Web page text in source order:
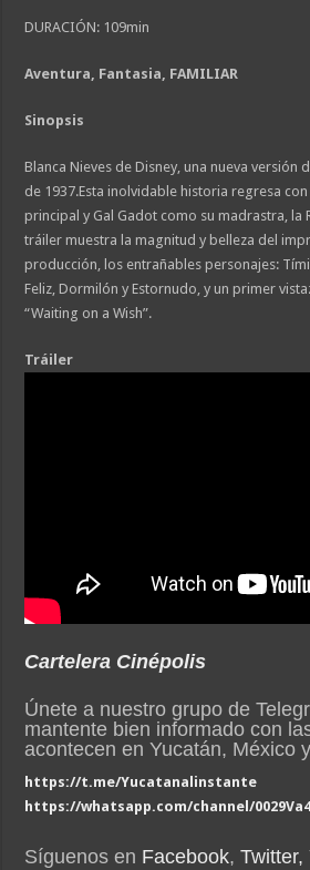
DURACIÓN: 109min
Aventura, Fantasia, FAMILIAR
Sinopsis
Blanca Nieves de Disney, una nueva versión
de 1937.Esta inolvidable historia regresa con
principal y Gal Gadot como su madrastra, la
tráiler muestra la magnitud y belleza del
producción, los entrañables personajes:
Feliz, Dormilón y Estornudo, y un primer
“Waiting on a Wish”.
Tráiler
Cartelera Cinépolis
Únete a nuestro grupo de
mantente bien informado con
acontecen en Yucatán, México
https://t.me/Yucatanalinstante
https://whatsapp.com/channel/
Síguenos en Facebook,Twitter,